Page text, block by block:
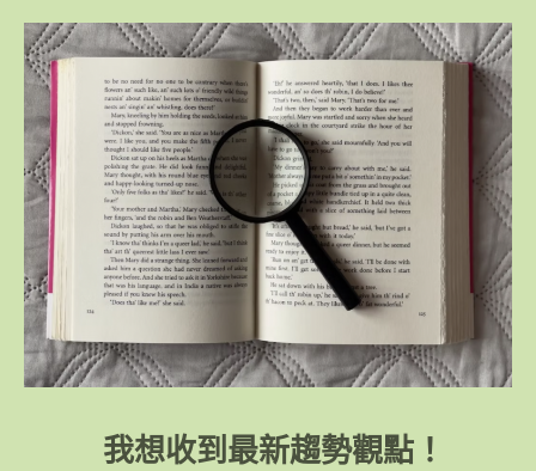
我想收到最新趨勢觀點！